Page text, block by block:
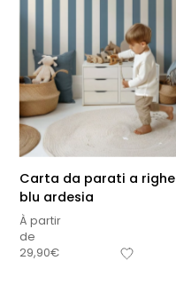
Carta da parati a righe
blu ardesia
À partir
de
29,90€